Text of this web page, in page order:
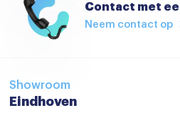
Contact met
Neem contact op
Showroom
Eindhoven